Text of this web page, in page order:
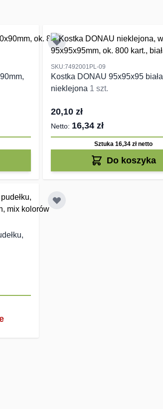
SKU:7492001PL-09
Kostka DONAU 95x95x95 biała
nieklejona 1 szt.
20,10 zł
16,34 zł
Sztuka 16,34 złnetto
Do koszyka